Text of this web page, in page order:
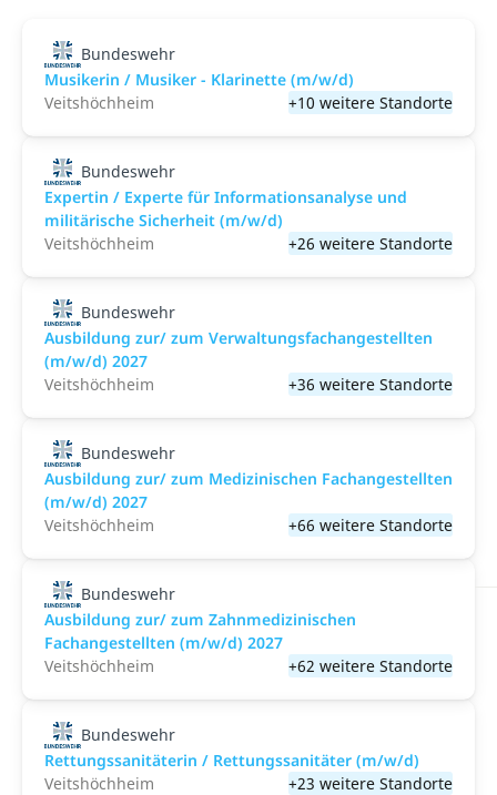
Bundeswehr
Musikerin / Musiker - Klarinette (m/w/d)
Veitshöchheim
+10 weitere Standorte
Bundeswehr
Expertin / Experte für Informationsanalyse und
militärische Sicherheit (m/w/d)
Veitshöchheim
+26 weitere Standorte
Bundeswehr
Ausbildung zur/ zum Verwaltungsfachangestellten
(m/w/d) 2027
Veitshöchheim
+36 weitere Standorte
Bundeswehr
Ausbildung zur/ zum Medizinischen Fachangestellten
(m/w/d) 2027
Veitshöchheim
+66 weitere Standorte
Bundeswehr
Ausbildung zur/ zum Zahnmedizinischen
Fachangestellten (m/w/d) 2027
Veitshöchheim
+62 weitere Standorte
Bundeswehr
Rettungssanitäterin / Rettungssanitäter (m/w/d)
Veitshöchheim
+23 weitere Standorte